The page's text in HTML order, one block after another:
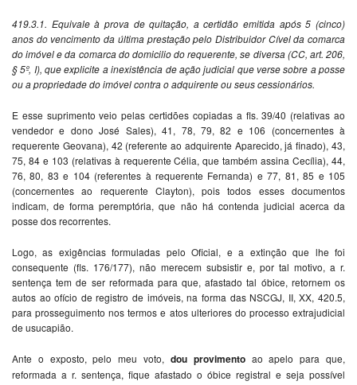
419.3.1. Equivale à prova de quitação, a certidão emitida após 5 (cinco)
anos do vencimento da última prestação pelo Distribuidor Cível da comarca
do imóvel e da comarca do domicilio do requerente, se diversa (CC, art. 206,
§ 5º, I), que explicite a inexistência de ação judicial que verse sobre a posse
ou a propriedade do imóvel contra o adquirente ou seus cessionários.
E esse suprimento veio pelas certidões copiadas a fls. 39/40 (relativas ao
vendedor e dono José Sales), 41, 78, 79, 82 e 106 (concernentes à
requerente Geovana), 42 (referente ao adquirente Aparecido, já finado), 43,
75, 84 e 103 (relativas à requerente Célia, que também assina Cecília), 44,
76, 80, 83 e 104 (referentes à requerente Fernanda) e 77, 81, 85 e 105
(concernentes ao requerente Clayton), pois todos esses documentos
indicam, de forma peremptória, que não há contenda judicial acerca da
posse dos recorrentes.
Logo, as exigências formuladas pelo Oficial, e a extinção que lhe foi
consequente (fls. 176/177), não merecem subsistir e, por tal motivo, a r.
sentença tem de ser reformada para que, afastado tal óbice, retornem os
autos ao ofício de registro de imóveis, na forma das NSCGJ, II, XX, 420.5,
para prosseguimento nos termos e atos ulteriores do processo extrajudicial
de usucapião.
Ante o exposto, pelo meu voto, dou provimento ao apelo para que,
reformada a r. sentença, fique afastado o óbice registral e seja possível